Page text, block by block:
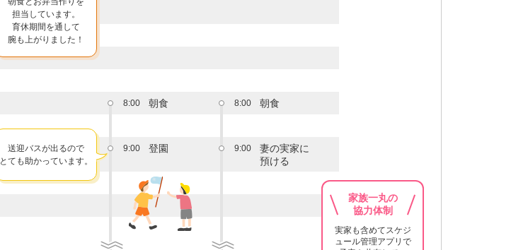
担当しています。
育休期間を通して
腕も上がりました！
8:00 朝食 8:00 朝食
9:00 登園
送迎バスが出るので
とても助かっています。
9:00
妻の実家に
預ける
家族一丸の
協力体制
実家も含めてスケジ
ュール管理アプリで